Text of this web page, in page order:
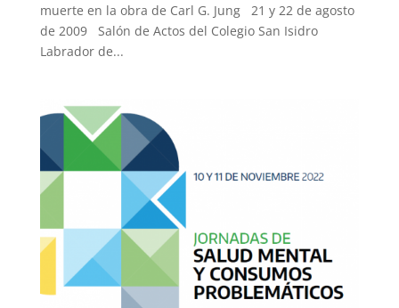
muerte en la obra de Carl G. Jung 21 y 22 de agosto
de 2009 Salón de Actos del Colegio San Isidro
Labrador de...